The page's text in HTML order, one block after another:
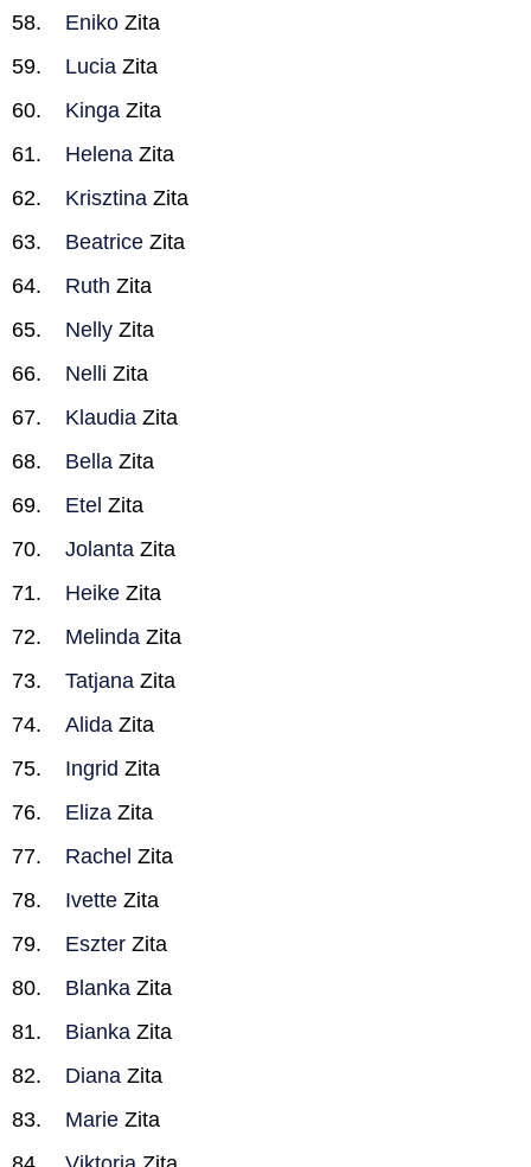
Eniko Zita
Lucia Zita
Kinga Zita
Helena Zita
Krisztina Zita
Beatrice Zita
Ruth Zita
Nelly Zita
Nelli Zita
Klaudia Zita
Bella Zita
Etel Zita
Jolanta Zita
Heike Zita
Melinda Zita
Tatjana Zita
Alida Zita
Ingrid Zita
Eliza Zita
Rachel Zita
Ivette Zita
Eszter Zita
Blanka Zita
Bianka Zita
Diana Zita
Marie Zita